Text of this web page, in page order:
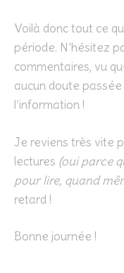
Voilà donc tout ce
période. N’hésitez
commentaires, vu
aucun doute
l’information !
Je reviens très vite
lectures (oui parce
pour lire, quand
retard !
Bonne journée !